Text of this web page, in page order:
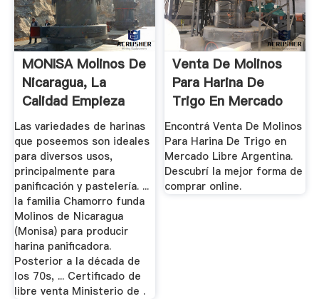
MONISA Molinos De
Nicaragua, La
Calidad Empieza
Por ...
Las variedades de harinas
que poseemos son ideales
para diversos usos,
principalmente para
panificación y pastelería. ...
la familia Chamorro funda
Molinos de Nicaragua
(Monisa) para producir
harina panificadora.
Posterior a la década de
los 70s, ... Certificado de
libre venta Ministerio de .
Venta De Molinos
Para Harina De
Trigo En Mercado
Libre ...
Encontrá Venta De Molinos
Para Harina De Trigo en
Mercado Libre Argentina.
Descubrí la mejor forma de
comprar online.